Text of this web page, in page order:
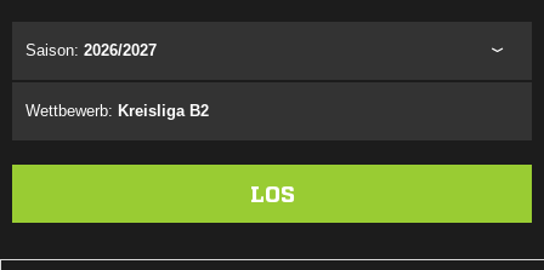
Saison: 2026/2027
Wettbewerb: Kreisliga B2
LOS